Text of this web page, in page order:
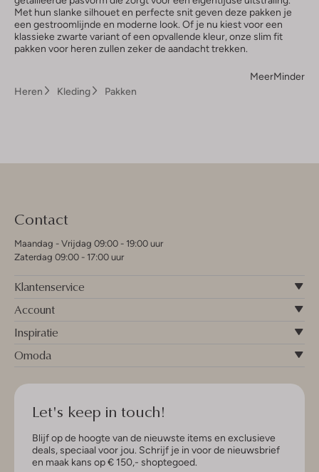
Met hun slanke silhouet en perfecte snit geven deze pakken je
een gestroomlijnde en moderne look. Of je nu kiest voor een
klassieke zwarte variant of een opvallende kleur, onze slim fit
pakken voor heren zullen zeker de aandacht trekken.
MeerMinder
Heren
Kleding Pakken
Contact
Maandag - Vrijdag 09:00 - 19:00 uur
Zaterdag 09:00 - 17:00 uur
Klantenservice
Account
Inspiratie
Omoda
Let's keep in touch!
Blijf op de hoogte van de nieuwste items en exclusieve
deals, speciaal voor jou. Schrijf je in voor de nieuwsbrief
en maak kans op € 150,- shoptegoed.